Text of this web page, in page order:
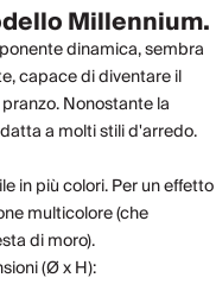
Millennium.
dinamica, sembra
capace di diventare il
Nonostante la
a molti stili d'arredo.
in più colori. Per un effetto
multicolore (che
di moro).
(Ø x H):